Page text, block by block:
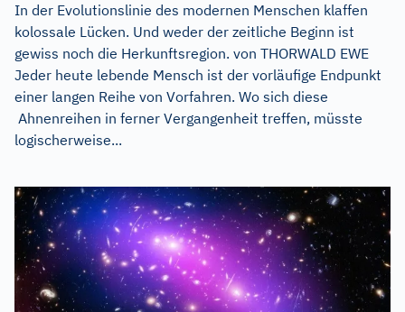
In der Evolutionslinie des modernen Menschen klaffen
kolossale Lücken. Und weder der zeitliche Beginn ist
gewiss noch die Herkunftsregion. von THORWALD EWE
Jeder heute lebende Mensch ist der vorläufige Endpunkt
einer langen Reihe von Vorfahren. Wo sich diese
Ahnenreihen in ferner Vergangenheit treffen, müsste
logischerweise...